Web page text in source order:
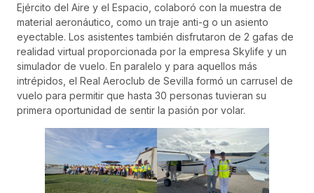
Ejército del Aire y el Espacio, colaboró con la muestra de
material aeronáutico, como un traje anti-g o un asiento
eyectable. Los asistentes también disfrutaron de 2 gafas de
realidad virtual proporcionada por la empresa Skylife y un
simulador de vuelo. En paralelo y para aquellos más
intrépidos, el Real Aeroclub de Sevilla formó un carrusel de
vuelo para permitir que hasta 30 personas tuvieran su
primera oportunidad de sentir la pasión por volar.